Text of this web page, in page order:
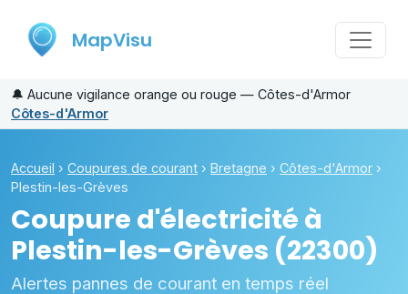
MapVisu
🔔 Aucune vigilance orange ou rouge — Côtes-d'Armor
Côtes-d'Armor
Accueil › Coupures de courant › Bretagne › Côtes-d'Armor ›
Plestin-les-Grèves
Coupure d'électricité à
Plestin-les-Grèves (22300)
Alertes pannes de courant en temps réel